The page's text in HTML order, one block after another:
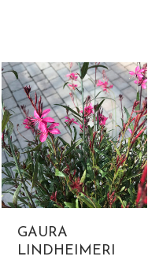
GAURA
LINDHEIMERI